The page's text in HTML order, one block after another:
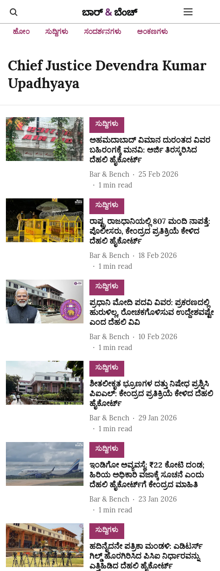
ಹೋಂ ಸುದ್ದಿಗಳು ಸಂದರ್ಶನಗಳು ಅಂಕಣಗಳು
Chief Justice Devendra Kumar
Upadhyaya
ಸುದ್ದಿಗಳು
ಅಹಮದಾಬಾದ್ ವಿಮಾನ ದುರಂತದ ವಿವರ
ಬಹಿರಂಗಕ್ಕೆ ಮನವಿ: ಅರ್ಜಿ ತಿರಸ್ಕರಿಸಿದ
ದೆಹಲಿ ಹೈಕೋರ್ಟ್‌
Bar & Bench
25 Feb 2026
1 min read
ಸುದ್ದಿಗಳು
ರಾಷ್ಟ್ರ ರಾಜಧಾನಿಯಲ್ಲಿ 807 ಮಂದಿ ನಾಪತ್ತೆ:
ಪೊಲೀಸರು, ಕೇಂದ್ರದ ಪ್ರತಿಕ್ರಿಯೆ ಕೇಳಿದ
ದೆಹಲಿ ಹೈಕೋರ್ಟ್‌
Bar & Bench
18 Feb 2026
1 min read
ಸುದ್ದಿಗಳು
ಪ್ರಧಾನಿ ಮೋದಿ ಪದವಿ ವಿವರ: ಪ್ರಕರಣದಲ್ಲಿ
ಹುರುಳಿಲ್ಲ, ರೋಚಕಗೊಳಿಸುವ ಉದ್ದೇಶವಷ್ಟೇ
ಎಂದ ದೆಹಲಿ ವಿವಿ
Bar & Bench
10 Feb 2026
1 min read
ಸುದ್ದಿಗಳು
ಶೀತಲೀಕೃತ ಭ್ರೂಣಗಳ ದತ್ತು ನಿಷೇಧ ಪ್ರಶ್ನಿಸಿ
ಪಿಐಎಲ್: ಕೇಂದ್ರದ ಪ್ರತಿಕ್ರಿಯೆ ಕೇಳಿದ ದೆಹಲಿ
ಹೈಕೋರ್ಟ್
Bar & Bench
29 Jan 2026
1 min read
ಸುದ್ದಿಗಳು
ಇಂಡಿಗೋ ಅವ್ಯವಸ್ಥೆ: ₹22 ಕೋಟಿ ದಂಡ;
ಹಿರಿಯ ಅಧಿಕಾರಿ ವಜಾಕ್ಕೆ ಸೂಚನೆ ಎಂದು
ದೆಹಲಿ ಹೈಕೋರ್ಟ್‌ಗೆ ಕೇಂದ್ರದ ಮಾಹಿತಿ
Bar & Bench
23 Jan 2026
1 min read
ಸುದ್ದಿಗಳು
ಹದಿನೈದನೇ ಪತ್ರಿಕಾ ಮಂಡಳಿ: ಎಡಿಟರ್ಸ್‌
ಗಿಲ್ಡ್‌ ಹೊರಗಿರಿಸಿದ ಪಿಸಿಐ ನಿರ್ಧಾರವನ್ನು
ಎತ್ತಿಹಿಡಿದ ದೆಹಲಿ ಹೈಕೋರ್ಟ್‌